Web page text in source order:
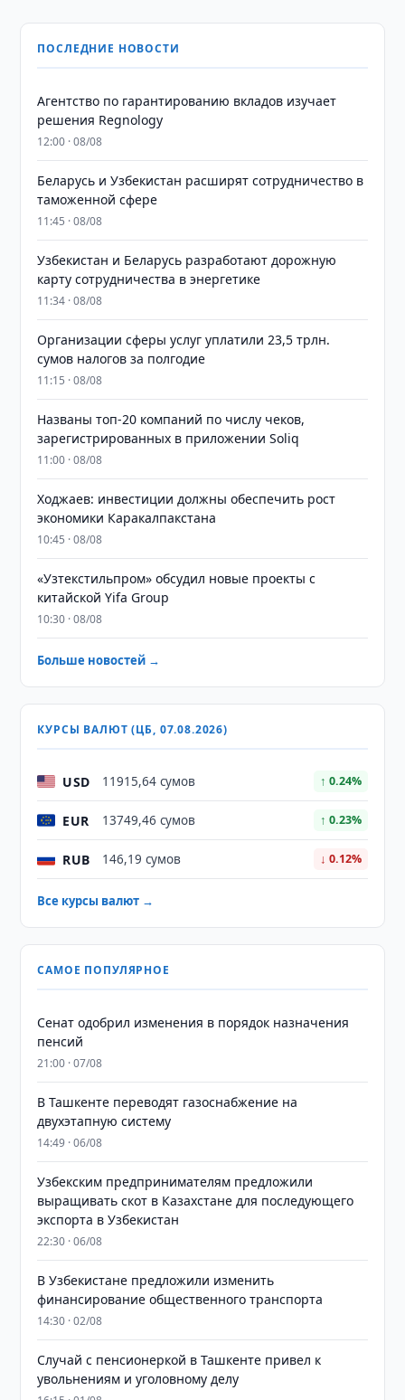
ПОСЛЕДНИЕ НОВОСТИ
Агентство по гарантированию вкладов изучает
решения Regnology
12:00 · 08/08
Беларусь и Узбекистан расширят сотрудничество в
таможенной сфере
11:45 · 08/08
Узбекистан и Беларусь разработают дорожную
карту сотрудничества в энергетике
11:34 · 08/08
Организации сферы услуг уплатили 23,5 трлн.
сумов налогов за полгодие
11:15 · 08/08
Названы топ-20 компаний по числу чеков,
зарегистрированных в приложении Soliq
11:00 · 08/08
Ходжаев: инвестиции должны обеспечить рост
экономики Каракалпакстана
10:45 · 08/08
«Узтекстильпром» обсудил новые проекты с
китайской Yifa Group
10:30 · 08/08
Больше новостей →
КУРСЫ ВАЛЮТ (ЦБ, 07.08.2026)
USD 11915,64 сумов ↑ 0.24%
EUR 13749,46 сумов ↑ 0.23%
RUB 146,19 сумов ↓ 0.12%
Все курсы валют →
САМОЕ ПОПУЛЯРНОЕ
Сенат одобрил изменения в порядок назначения
пенсий
21:00 · 07/08
В Ташкенте переводят газоснабжение на
двухэтапную систему
14:49 · 06/08
Узбекским предпринимателям предложили
выращивать скот в Казахстане для последующего
экспорта в Узбекистан
22:30 · 06/08
В Узбекистане предложили изменить
финансирование общественного транспорта
14:30 · 02/08
Случай с пенсионеркой в Ташкенте привел к
увольнениям и уголовному делу